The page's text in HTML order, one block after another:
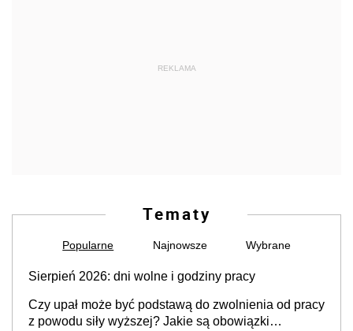
REKLAMA
Tematy
Popularne Najnowsze Wybrane
Sierpień 2026: dni wolne i godziny pracy
Czy upał może być podstawą do zwolnienia od pracy
z powodu siły wyższej? Jakie są obowiązki